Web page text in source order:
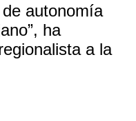
autonomía
ha
a la